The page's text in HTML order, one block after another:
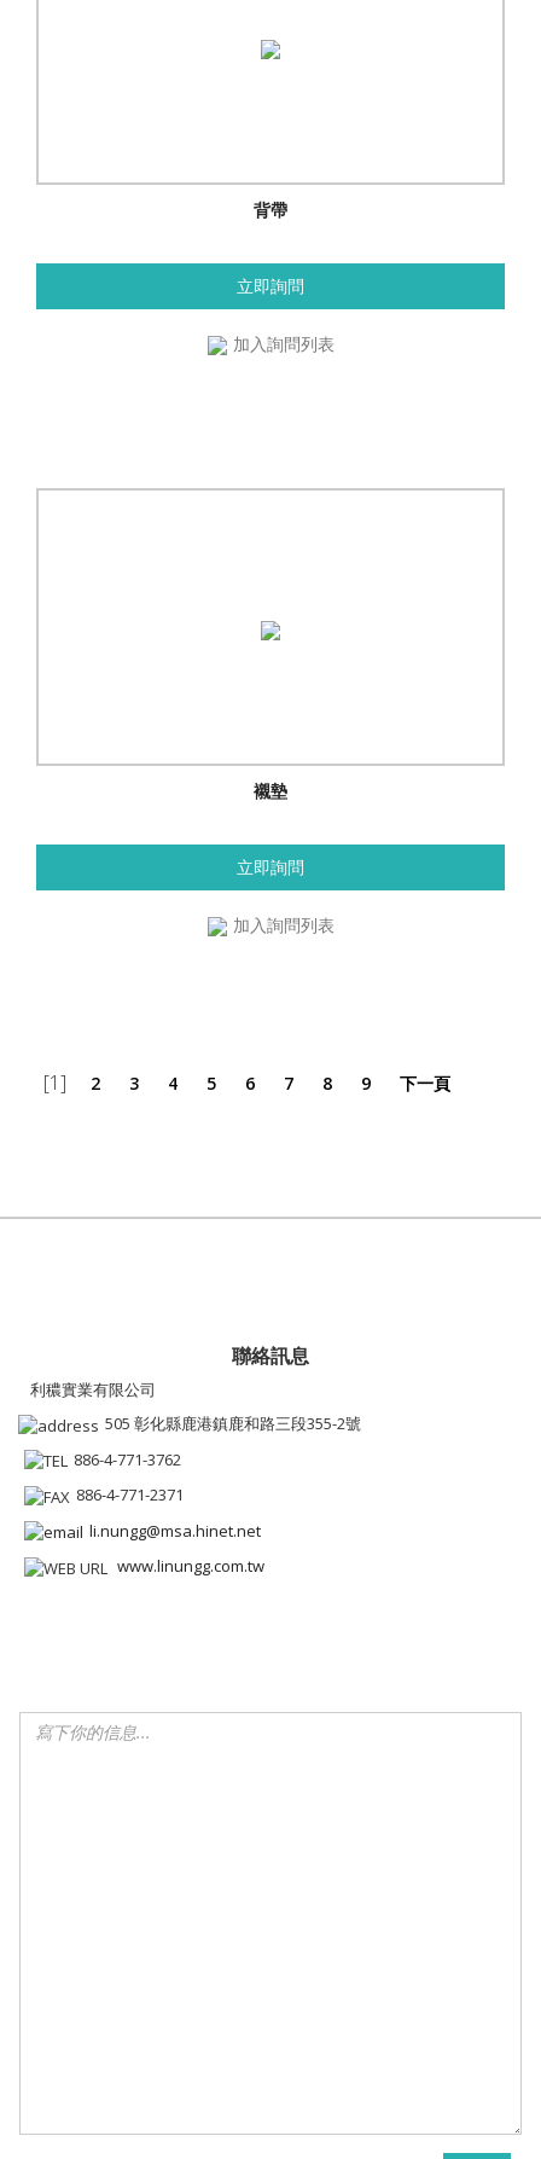
背帶
立即詢問
加入詢問列表
襯墊
立即詢問
加入詢問列表
[1] 2 3 4 5 6 7 8 9 下一頁
聯絡訊息
利穠實業有限公司
505 彰化縣鹿港鎮鹿和路三段355-2號
886-4-771-3762
886-4-771-2371
li.nungg@msa.hinet.net
www.linungg.com.tw